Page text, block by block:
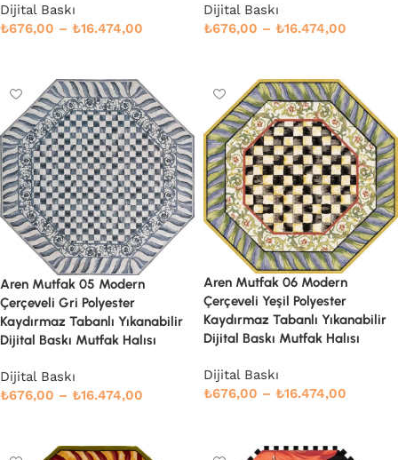
Dijital Baskı
₺676,00 – ₺16.474,00
Dijital Baskı
₺676,00 – ₺16.474,00
Aren Mutfak 05 Modern
Çerçeveli Gri Polyester
Kaydırmaz Tabanlı Yıkanabilir
Dijital Baskı Mutfak Halısı
Dijital Baskı
₺676,00 – ₺16.474,00
Aren Mutfak 06 Modern
Çerçeveli Yeşil Polyester
Kaydırmaz Tabanlı Yıkanabilir
Dijital Baskı Mutfak Halısı
Dijital Baskı
₺676,00 – ₺16.474,00